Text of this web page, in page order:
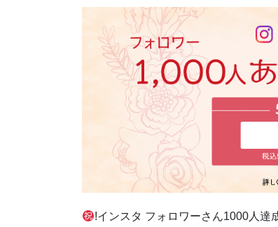
!インスタ フォロワーさん1000人達